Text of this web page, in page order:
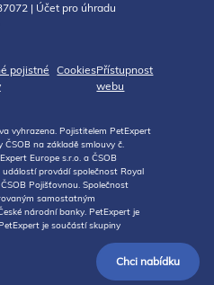
Chci nabídku
| Účet pro úhradu
pojistné
CookiesPřístupnost
webu
vyhrazena. Pojistitelem PetExpert
ČSOB na základě smlouvy č.
Europe s.r.o. a ČSOB
provádí společnost Royal
Pojišťovnou. Společnost
samostatným
národní banky. PetExpert je
je součástí skupiny